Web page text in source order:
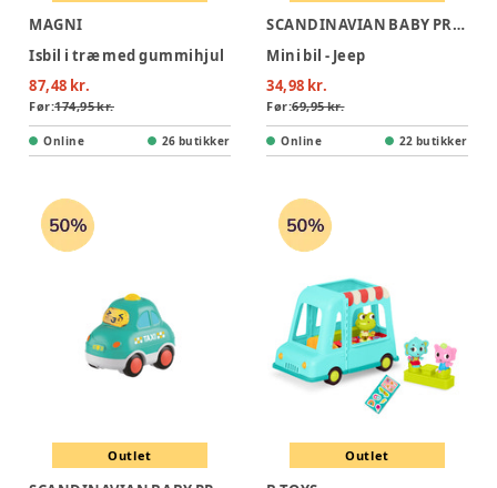
MAGNI
Isbil i træ med gummihjul
87,48 kr.
Før:174,95 kr.
Online 26 butikker
SCANDINAVIAN BABY PRODUCTS
Mini bil - Jeep
34,98 kr.
Før:69,95 kr.
Online 22 butikker
Outlet Outlet